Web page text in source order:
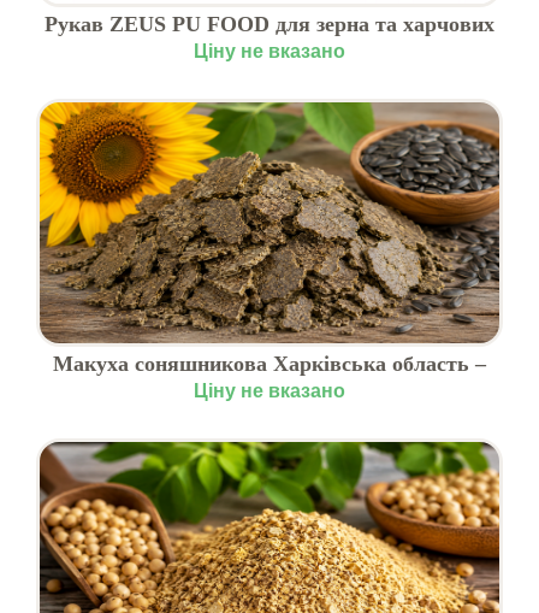
Рукав ZEUS PU FOOD для зерна та харчових
продуктів
Ціну не вказано
Макуха соняшникова Харківська область –
власне виробництво
Ціну не вказано